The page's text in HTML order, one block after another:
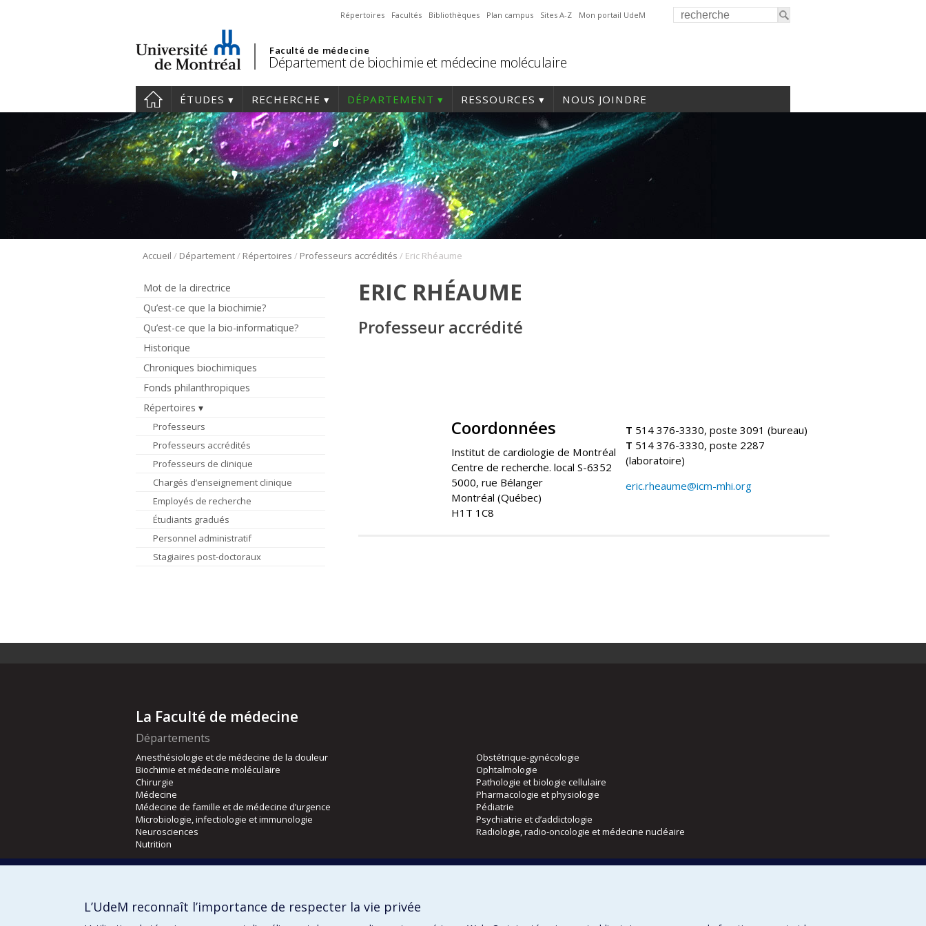
Répertoires Facultés Bibliothèques Plan campus Sites A-Z Mon portail UdeM
Faculté de médecine
Département de biochimie et médecine moléculaire
ÉTUDES RECHERCHE DÉPARTEMENT RESSOURCES NOUS JOINDRE
Accueil / Département/ Répertoires / Professeurs accrédités / Eric Rhéaume
Mot de la directrice
Qu’est-ce que la biochimie?
Qu’est-ce que la bio-informatique?
Historique
Chroniques biochimiques
Fonds philanthropiques
Répertoires
Professeurs
Professeurs accrédités
Professeurs de clinique
Chargés d’enseignement clinique
Employés de recherche
Étudiants gradués
Personnel administratif
Stagiaires post-doctoraux
ERIC RHÉAUME
Professeur accrédité
Coordonnées
Institut de cardiologie de Montréal
Centre de recherche. local S-6352
5000, rue Bélanger
Montréal (Québec)
H1T 1C8
T 514 376-3330, poste 3091 (bureau)
T 514 376-3330, poste 2287
(laboratoire)
eric.rheaume@icm-mhi.org
La Faculté de médecine
Départements
Anesthésiologie et de médecine de la douleur
Biochimie et médecine moléculaire
Chirurgie
Médecine
Médecine de famille et de médecine d’urgence
Microbiologie, infectiologie et immunologie
Neurosciences
Nutrition
Obstétrique-gynécologie
Ophtalmologie
Pathologie et biologie cellulaire
Pharmacologie et physiologie
Pédiatrie
Psychiatrie et d’addictologie
Radiologie, radio-oncologie et médecine nucléaire
Orthophonie et audiologie
L’UdeM reconnaît l’importance de respecter la vie privée